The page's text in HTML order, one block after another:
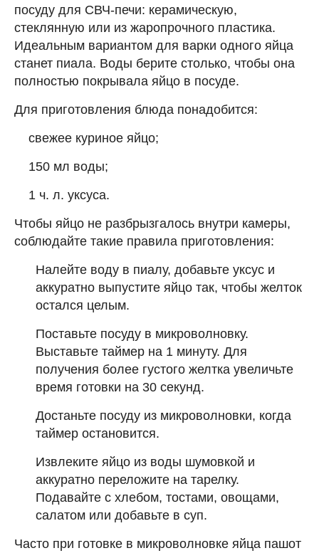
посуду для СВЧ-печи: керамическую,
стеклянную или из жаропрочного пластика.
Идеальным вариантом для варки одного яйца
станет пиала. Воды берите столько, чтобы она
полностью покрывала яйцо в посуде.
Для приготовления блюда понадобится:
свежее куриное яйцо;
150 мл воды;
1 ч. л. уксуса.
Чтобы яйцо не разбрызгалось внутри камеры,
соблюдайте такие правила приготовления:
Налейте воду в пиалу, добавьте уксус и
аккуратно выпустите яйцо так, чтобы желток
остался целым.
Поставьте посуду в микроволновку.
Выставьте таймер на 1 минуту. Для
получения более густого желтка увеличьте
время готовки на 30 секунд.
Достаньте посуду из микроволновки, когда
таймер остановится.
Извлеките яйцо из воды шумовкой и
аккуратно переложите на тарелку.
Подавайте с хлебом, тостами, овощами,
салатом или добавьте в суп.
Часто при готовке в микроволновке яйца пашот